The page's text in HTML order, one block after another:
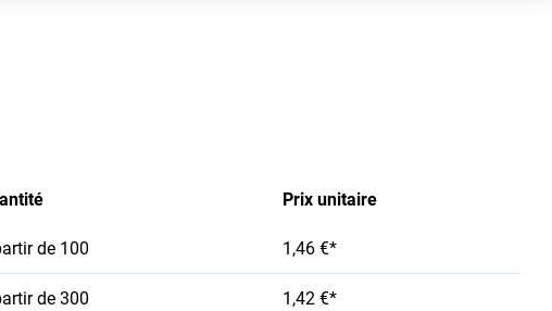
Prix unitaire
de 100 1,46 €*
de 300 1,42 €*